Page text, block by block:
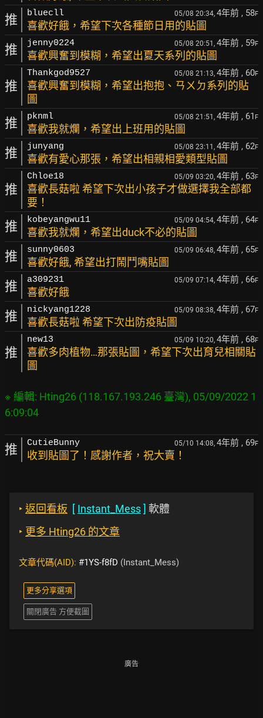
推 bluecll 05/08 20:34, 4年前 , 58F
喜歡好餓，希望下次各種節日用的貼圖
推 jenny0224 05/08 20:51, 4年前 , 59F
喜歡興奮到模糊，希望出夏天系列的貼圖
推
Thankgod9527 05/08 21:13, 4年前 , 60F
喜歡興奮到模糊，希望出抱抱、ㄢㄨㄉ系列的貼
圖
推 pknml 05/08 21:51, 4年前 , 61 F
喜歡我就爛，希望出上班用的貼圖
推 junyang 05/08 23:11, 4年前 , 62F
喜歡有愛心那張，希望出相親相愛類型貼圖
推
Chloe18 05/09 03:20, 4年前 , 63F
喜歡長菇啦 希望下次出小孩子才做選擇我全部都
要！
推 kobeyangwu11 05/09 04:54, 4年前 , 64F
喜歡我就爛，希望出duck不必的貼圖
推 sunny0603 05/09 06:48, 4年前 , 65F
喜歡好餓, 希望出打鬧鬥嘴貼圖
推 a309231 05/09 07:14, 4年前 , 66F
喜歡好餓
推 nickyang1228 05/09 08:38, 4年前 , 67F
喜歡長菇啦 希望下次出防疫貼圖
推
new13 05/09 10:20, 4年前 , 68F
喜歡多肉植物…那張貼圖，希望下次出育兒相關貼
圖
※ 編輯: Hting26 (118.167.193.246 臺灣), 05/09/2022 1
推 CutieBunny 05/10 14:08, 4年前 , 69F
收到貼圖了！感謝作者，祝大賣！
‣ 返回看板 [ Instant_Mess] 軟體
‣ 更多 Hting26 的文章
文章代碼(AID): #1YS-f8fD (Instant_Mess)
更多分享選項
關閉廣告 方便截圖
廣告